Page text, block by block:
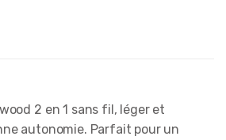
2 en 1 sans fil, léger et
autonomie. Parfait pour un